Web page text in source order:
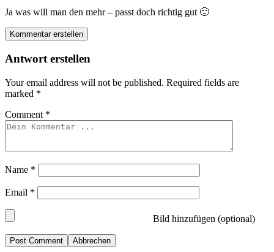
Ja was will man den mehr – passt doch richtig gut 🙂
Kommentar erstellen
Antwort erstellen
Your email address will not be published. Required fields are
marked *
Comment *
Name *
Email *
Bild hinzufügen (optional)
Abbrechen